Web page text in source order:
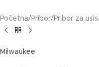
Početna/ Pribor/ Pribor za
Milwaukee